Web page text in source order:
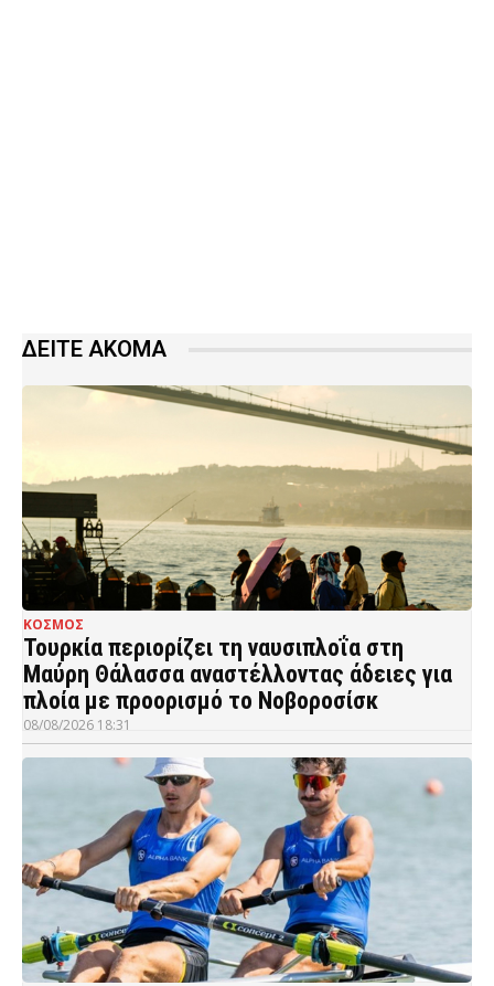
ΔΕΙΤΕ ΑΚΟΜΑ
ΚΟΣΜΟΣ
Τουρκία περιορίζει τη ναυσιπλοΐα στη
Μαύρη Θάλασσα αναστέλλοντας άδειες για
πλοία με προορισμό το Νοβοροσίσκ
08/08/2026 18:31